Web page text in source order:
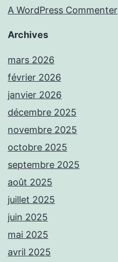
A WordPress Commenter
Archives
mars 2026
février 2026
janvier 2026
décembre 2025
novembre 2025
octobre 2025
septembre 2025
août 2025
juillet 2025
juin 2025
mai 2025
avril 2025